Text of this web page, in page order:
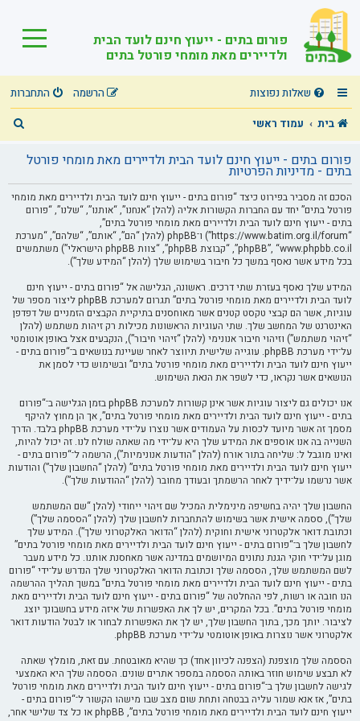
פורום בתים - ייעוץ חינם לועד הבית
ולדיירים מאת מומחי פורטל בתים
שאלות נפוצות התחברות
הרשמה
בית
עמוד ראשי
י
פורום בתים - ייעוץ חינם לועד הבית ולדיירים מאת מומחי פורטל
בתים - מדיניות הפרטיות
הסכם זה מסביר בפירוט כיצד “פורום בתים - ייעוץ חינם לועד הבית ולדיירים מאת מומחי
פורטל בתים” יחד עם החברות הקשורות אליה (להלן “אנחנו”, “אותנו”, “שלנו”, “פורום
בתים - ייעוץ חינם לועד הבית ולדיירים מאת מומחי פורטל בתים”,
“https://www.batim.org.il/forum”) ו־phpBB (להלן “הם”, “אותם”, “שלהם”, “מערכת
phpBB”, “www.phpbb.co.il”, “קבוצת phpBB”, “צוות phpBB הישראלי”) משתמשים
בכל מידע אשר נאסף במשך כל חיבור בשימוש שלך (להלן “המידע שלך”).
המידע שלך נאסף בעזרת שתי דרכים. ראשונה, הגלישה אל “פורום בתים - ייעוץ חינם
לועד הבית ולדיירים מאת מומחי פורטל בתים” תגרום למערכת phpBB ליצור מספר של
עוגיות, אשר הם קבצי טקסט קטנים אשר מאוחסנים בתיקיית הקבצים הזמניים של דפדפן
האינטרנט של המחשב שלך. שתי העוגיות הראשונות מכילות רק זיהות משתמש (להלן
“זיהוי משתמש”) וזיהוי חיבור אנונימי (להלן “זיהוי חיבור”), הנקבעים אצל באופן אוטומטי
על־ידי מערכת phpBB. עוגייה שלישית תיווצר לאחר שעיינת בנושאים ב־“פורום בתים -
ייעוץ חינם לועד הבית ולדיירים מאת מומחי פורטל בתים” ובשימוש כדי לסמן את
הנושאים אשר נקראו, כדי לשפר את הנאת השימוש.
אנו יכולים גם ליצור עוגיות אשר אינן קשורות למערכת phpBB בזמן הגלישה ב־“פורום
בתים - ייעוץ חינם לועד הבית ולדיירים מאת מומחי פורטל בתים”, אך הן מחוץ להיקף
מסמך זה אשר מיועד לכסות על העמודים אשר נוצרו על־ידי מערכת phpBB בלבד. הדרך
השנייה בה אנו אוספים את המידע שלך היא על־ידי מה שאתה שולח לנו. זה יכול להיות,
ואינו מוגבל ל: שליחה בתור אורח (להלן “הודעות אנונימיות”), הרשמה ל־“פורום בתים -
ייעוץ חינם לועד הבית ולדיירים מאת מומחי פורטל בתים” (להלן “החשבון שלך”) והודעות
אשר נרשמו על־ידיך לאחר הרשמתך ובעודך מחובר (להלן “ההודעות שלך”).
החשבון שלך יהיה בחשיפה מינימלית המכיל שם זיהוי ייחודי (להלן “שם המשתמש
שלך”), ססמה אישית אשר בשימוש להתחברות לחשבון שלך (להלן “הססמה שלך”)
וכתובת דואר אלקטרוני אישית וחוקית (להלן “הדואר האלקטרוני שלך”). המידע שלך
לחשבון שלך ב־“פורום בתים - ייעוץ חינם לועד הבית ולדיירים מאת מומחי פורטל בתים”
מוגן על־ידי חוקי הגנת נתונים המיושמים במדינה אשר מאחסנת אותנו. כל מידע מעבר
לשם המשתמש שלך, הססמה שלך וכתובת הדואר האלקטרוני שלך הנדרש על־ידי “פורום
בתים - ייעוץ חינם לועד הבית ולדיירים מאת מומחי פורטל בתים” במשך תהליך ההרשמה
הנו חובה או רשות, לפי ההחלטה של “פורום בתים - ייעוץ חינם לועד הבית ולדיירים מאת
מומחי פורטל בתים”. בכל המקרים, יש לך את האפשרות של איזה מידע בחשבונך יוצג
לציבור. יותך מכך, בתוך החשבון שלך, יש לך את האפשרות לבחור או לבטל הודעות דואר
אלקטרוני אשר נוצרות באופן אוטומטי על־ידי מערכת phpBB.
הססמה שלך מוצפנת (הצפנה לכיוון אחד) כך שהיא מאובטחת. עם זאת, מומלץ שאתה
לא תבצע שימוש חוזר באותה הססמה במספר אתרים שונים. הססמה שלך היא האמצעי
לגישה לחשבון שלך ב־“פורום בתים - ייעוץ חינם לועד הבית ולדיירים מאת מומחי פורטל
בתים”, אז אנא שמור עליה בבטחה ותחת שום מצב שבו מישהו הקשור ל־“פורום בתים -
ייעוץ חינם לועד הבית ולדיירים מאת מומחי פורטל בתים”, phpBB או כל צד שלישי אחר,